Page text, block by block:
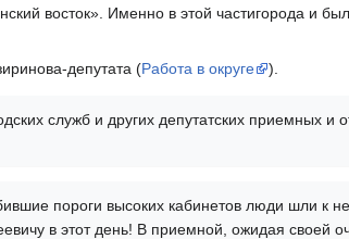
восток». Именно в этой частигорода и
депутата (Работа в округе ).
служб и других депутатских приемных
пороги высоких кабинетов люди шли к
в этот день! В приемной, ожидая своей